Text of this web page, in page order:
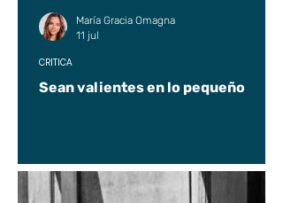
Sean valientes en lo pequeño
CRÍTICA
María Gracia Omagna
11 jul